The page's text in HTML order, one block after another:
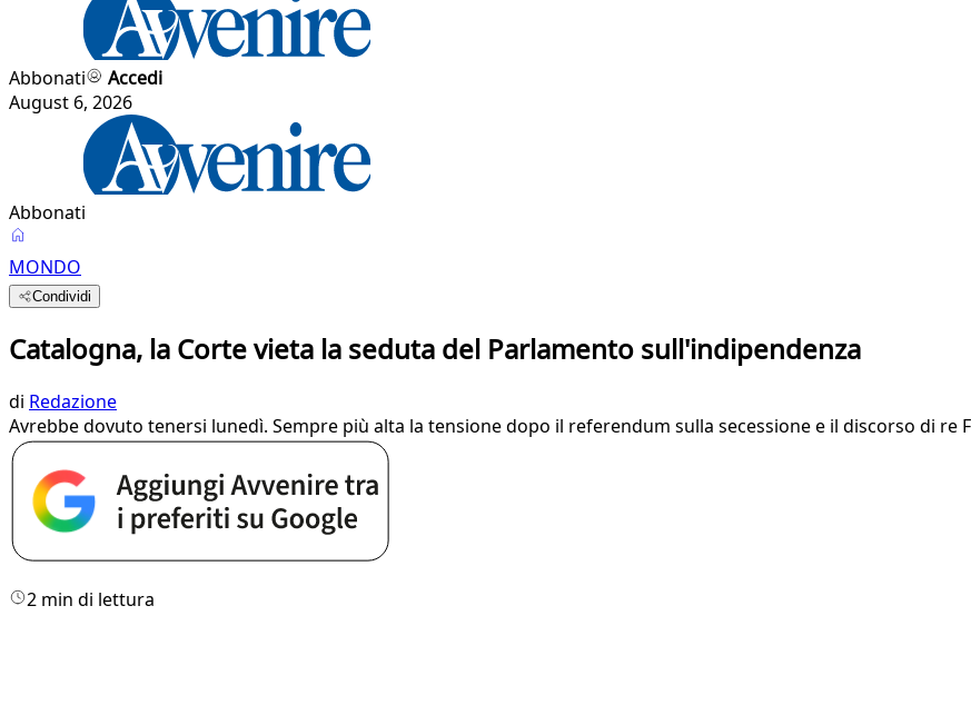
Abbonati
Accedi
August 6, 2026
Abbonati
MONDO
Condividi
Catalogna, la Corte vieta la seduta del Parlamento sull'indipendenza
di Redazione
Avrebbe dovuto tenersi lunedì. Sempre più alta la tensione dopo il referendum sulla secessione e il discorso di re
2 min di lettura